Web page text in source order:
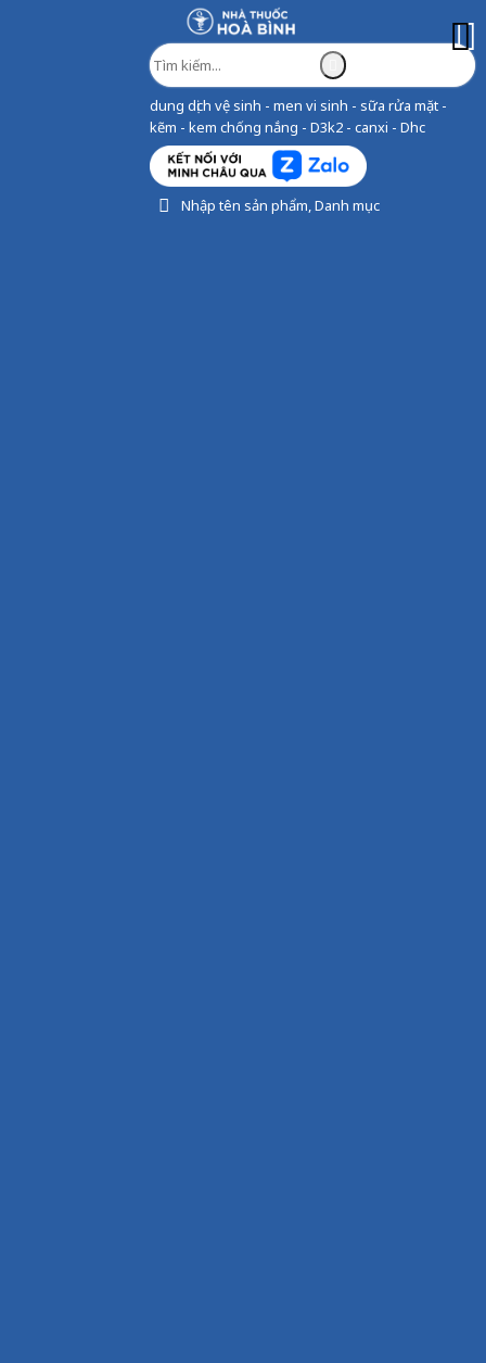
dung dịch vệ sinh - men vi sinh - sữa rửa mặt -
kẽm - kem chống nắng - D3k2 - canxi - Dhc
Nhập tên sản phẩm, Danh mục